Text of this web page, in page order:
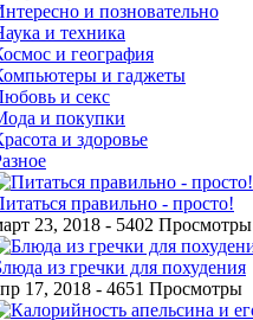
и позновательно
и техника
и география
и гаджеты
и секс
и покупки
и здоровье
правильно - просто!
23, 2018 - 5402 Просмотры
из гречки для похудения
17, 2018 - 4651 Просмотры